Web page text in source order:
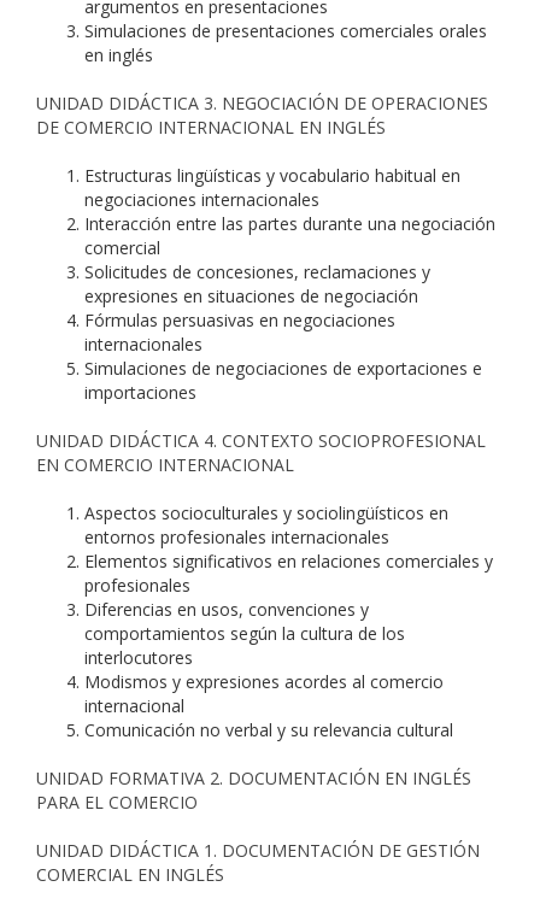
argumentos en presentaciones
Simulaciones de presentaciones comerciales orales
en inglés
UNIDAD DIDÁCTICA 3. NEGOCIACIÓN DE OPERACIONES
DE COMERCIO INTERNACIONAL EN INGLÉS
Estructuras lingüísticas y vocabulario habitual en
negociaciones internacionales
Interacción entre las partes durante una negociación
comercial
Solicitudes de concesiones, reclamaciones y
expresiones en situaciones de negociación
Fórmulas persuasivas en negociaciones
internacionales
Simulaciones de negociaciones de exportaciones e
importaciones
UNIDAD DIDÁCTICA 4. CONTEXTO SOCIOPROFESIONAL
EN COMERCIO INTERNACIONAL
Aspectos socioculturales y sociolingüísticos en
entornos profesionales internacionales
Elementos significativos en relaciones comerciales y
profesionales
Diferencias en usos, convenciones y
comportamientos según la cultura de los
interlocutores
Modismos y expresiones acordes al comercio
internacional
Comunicación no verbal y su relevancia cultural
UNIDAD FORMATIVA 2. DOCUMENTACIÓN EN INGLÉS
PARA EL COMERCIO
UNIDAD DIDÁCTICA 1. DOCUMENTACIÓN DE GESTIÓN
COMERCIAL EN INGLÉS